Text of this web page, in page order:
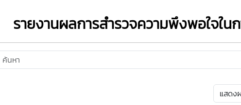
รายงานผลการสำรวจความพึงพอใจใน